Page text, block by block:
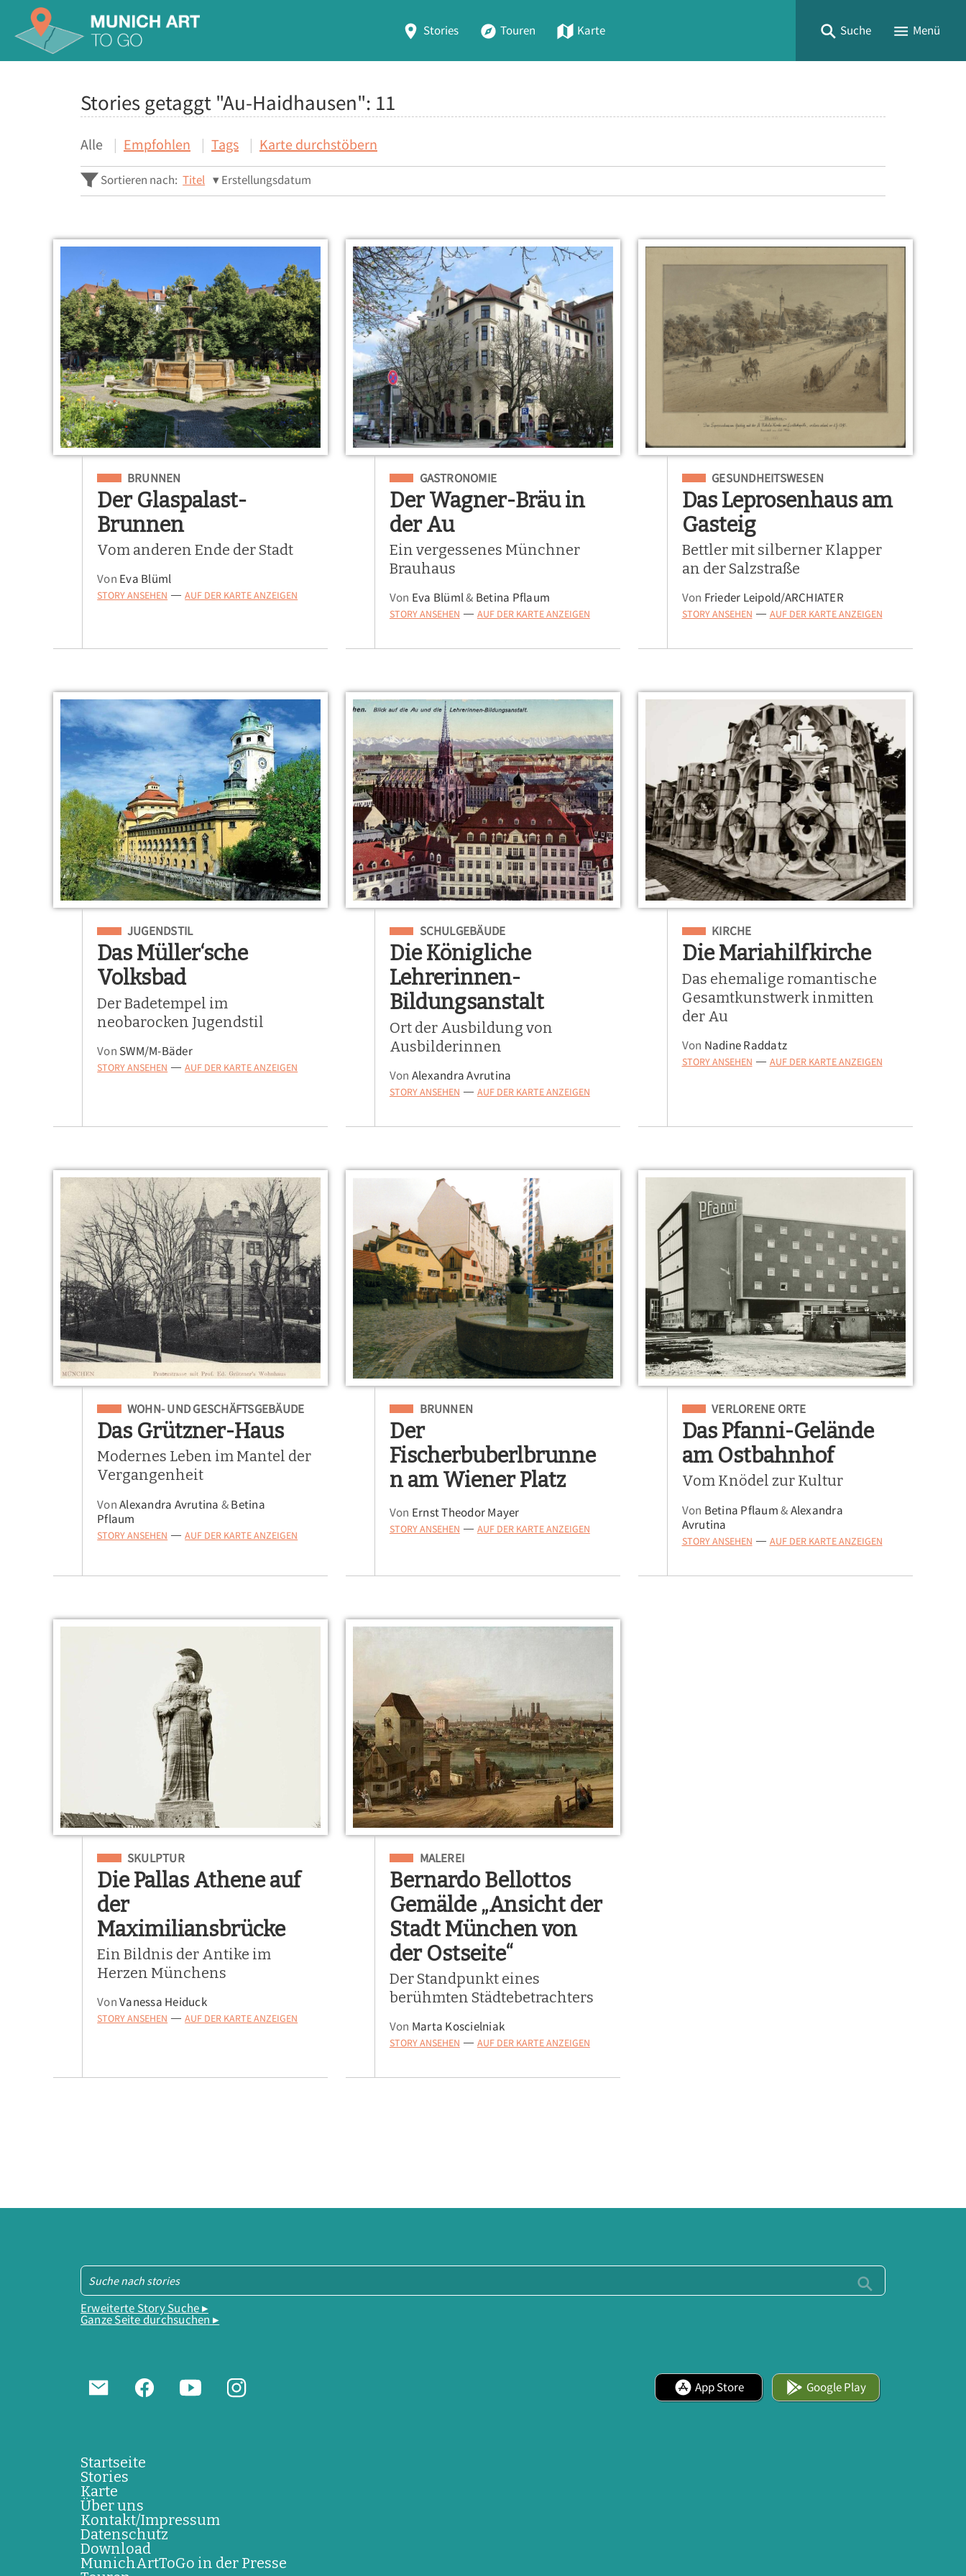
Stories Touren Karte Suche Menü
Stories getaggt "Au-Haidhausen": 11
Alle Empfohlen Tags Karte durchstöbern
Sortieren nach: Titel Erstellungsdatum
Eingeordnet unter
BRUNNEN
Der Glaspalast-
Brunnen
Vom anderen Ende der Stadt
Von Eva Blüml
STORY ANSEHEN — AUF DER KARTE ANZEIGEN
Eingeordnet unter
GASTRONOMIE
Der Wagner-Bräu in
der Au
Ein vergessenes Münchner
Brauhaus
Von Eva Blüml& Betina Pflaum
STORY ANSEHEN — AUF DER KARTE ANZEIGEN
Eingeordnet unter
GESUNDHEITSWESEN
Das Leprosenhaus am
Gasteig
Bettler mit silberner Klapper
an der Salzstraße
Von Frieder Leipold/ARCHIATER
STORY ANSEHEN — AUF DER KARTE ANZEIGEN
Eingeordnet unter
JUGENDSTIL
Das Müller‘sche
Volksbad
Der Badetempel im
neobarocken Jugendstil
Von SWM/M-Bäder
STORY ANSEHEN — AUF DER KARTE ANZEIGEN
Eingeordnet unter
SCHULGEBÄUDE
Die Königliche
Lehrerinnen-
Bildungsanstalt
Ort der Ausbildung von
Ausbilderinnen
Von Alexandra Avrutina
STORY ANSEHEN — AUF DER KARTE ANZEIGEN
Eingeordnet unter
KIRCHE
Die Mariahilfkirche
Das ehemalige romantische
Gesamtkunstwerk inmitten
der Au
Von Nadine Raddatz
STORY ANSEHEN — AUF DER KARTE ANZEIGEN
Eingeordnet unter
WOHN- UND GESCHÄFTSGEBÄUDE
Das Grützner-Haus
Modernes Leben im Mantel der
Vergangenheit
VonAlexandra Avrutina &Betina
Pflaum
STORY ANSEHEN — AUF DER KARTE ANZEIGEN
Eingeordnet unter
BRUNNEN
Der
Fischerbuberlbrunne
n am Wiener Platz
Von Ernst Theodor Mayer
STORY ANSEHEN — AUF DER KARTE ANZEIGEN
Eingeordnet unter
VERLORENE ORTE
Das Pfanni-Gelände
am Ostbahnhof
Vom Knödel zur Kultur
Von Betina Pflaum&Alexandra
Avrutina
STORY ANSEHEN — AUF DER KARTE ANZEIGEN
Eingeordnet unter
SKULPTUR
Die Pallas Athene auf
der
Maximiliansbrücke
Ein Bildnis der Antike im
Herzen Münchens
VonVanessa Heiduck
STORY ANSEHEN — AUF DER KARTE ANZEIGEN
Eingeordnet unter
MALEREI
Bernardo Bellottos
Gemälde „Ansicht der
Stadt München von
der Ostseite“
Der Standpunkt eines
berühmten Städtebetrachters
Von Marta Koscielniak
STORY ANSEHEN — AUF DER KARTE ANZEIGEN
Erweiterte Story Suche ▸
Ganze Seite durchsuchen ▸
App Store Google Play
Startseite
Stories
Karte
Über uns
Kontakt/Impressum
Datenschutz
Download
MunichArtToGo in der Presse